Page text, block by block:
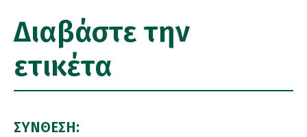
Διαβάστε την
ετικέτα
ΣΥΝΘΕΣΗ: